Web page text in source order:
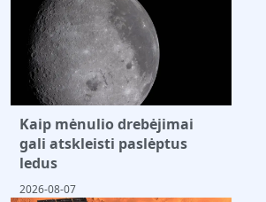
Kaip mėnulio drebėjimai
gali atskleisti paslėptus
ledus
2026-08-07